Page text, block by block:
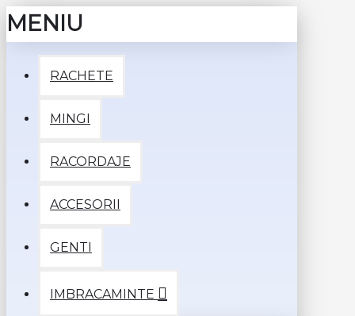
MENIU
RACHETE
MINGI
RACORDAJE
ACCESORII
GENTI
IMBRACAMINTE